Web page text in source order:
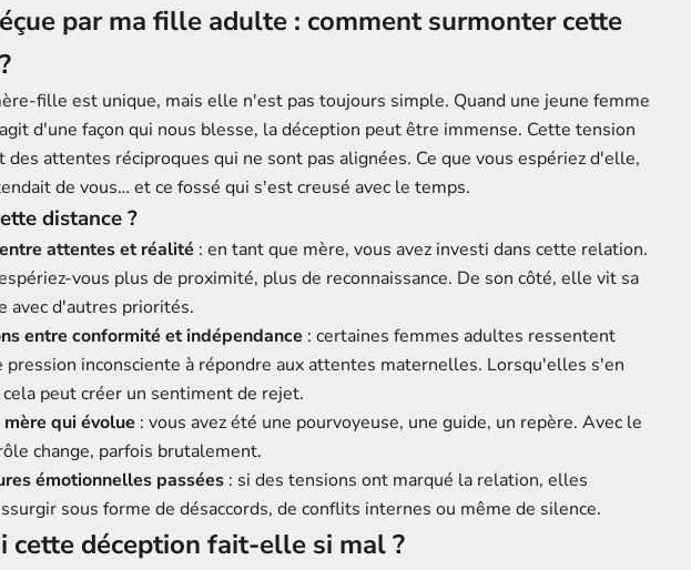
par ma fille adulte : comment surmonter cette
fille est unique, mais elle n'est pas toujours simple. Quand une jeune femme
d'une façon qui nous blesse, la déception peut être immense. Cette tension
des attentes réciproques qui ne sont pas alignées. Ce que vous espériez d'elle,
de vous… et ce fossé qui s'est creusé avec le temps.
distance ?
attentes et réalité : en tant que mère, vous avez investi dans cette relation.
vous plus de proximité, plus de reconnaissance. De son côté, elle vit sa
avec d'autres priorités.
entre conformité et indépendance : certaines femmes adultes ressentent
pression inconsciente à répondre aux attentes maternelles. Lorsqu'elles s'en
peut créer un sentiment de rejet.
qui évolue : vous avez été une pourvoyeuse, une guide, un repère. Avec le
change, parfois brutalement.
émotionnelles passées : si des tensions ont marqué la relation, elles
sous forme de désaccords, de conflits internes ou même de silence.
cette déception fait-elle si mal ?